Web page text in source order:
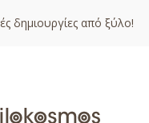
δημιουργίες από ξύλο!